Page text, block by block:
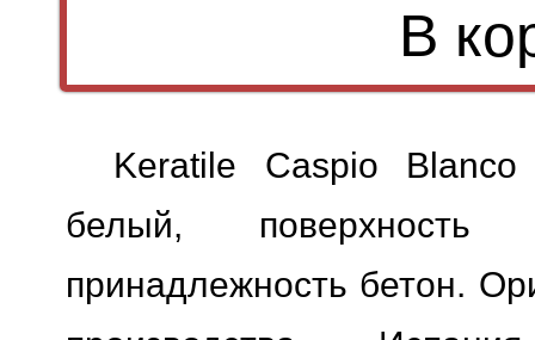
Keratile Caspio
белый, поверхность
принадлежность бетон.